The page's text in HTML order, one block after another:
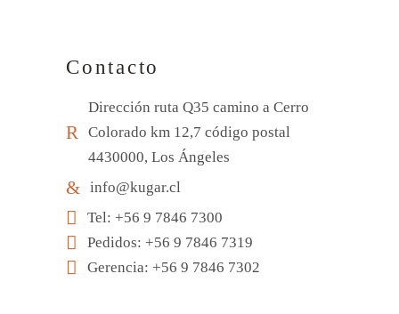
Contacto
Dirección ruta Q35 camino a Cerro
Colorado km 12,7 código postal
4430000, Los Ángeles
info@kugar.cl
Tel: +56 9 7846 7300
Pedidos: +56 9 7846 7319
Gerencia: +56 9 7846 7302